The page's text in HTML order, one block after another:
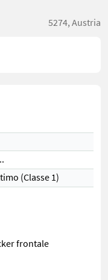
5274, Austria
(Classe 1)
frontale